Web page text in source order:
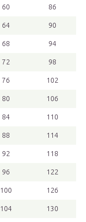
60 86
64 90
68 94
72 98
76 102
80 106
84 110
88 114
92 118
96 122
100 126
104 130